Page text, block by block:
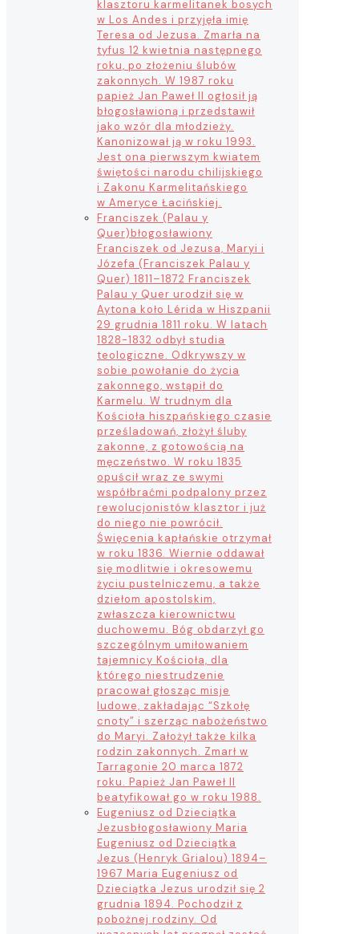
klasztoru karmelitanek bosych
w Los Andes i przyjęła imię
Teresa od Jezusa. Zmarła na
tyfus 12 kwietnia następnego
roku, po złożeniu ślubów
zakonnych. W 1987 roku
papież Jan Paweł II ogłosił ją
błogosławioną i przedstawił
jako wzór dla młodzieży.
Kanonizował ją w roku 1993.
Jest ona pierwszym kwiatem
świętości narodu chilijskiego
i Zakonu Karmelitańskiego
w Ameryce Łacińskiej.
Franciszek (Palau y
Quer)błogosławiony
Franciszek od Jezusa, Maryi i
Józefa (Franciszek Palau y
Quer) 1811–1872 Franciszek
Palau y Quer urodził się w
Aytona koło Lérida w Hiszpanii
29 grudnia 1811 roku. W latach
1828-1832 odbył studia
teologiczne. Odkrywszy w
sobie powołanie do życia
zakonnego, wstąpił do
Karmelu. W trudnym dla
Kościoła hiszpańskiego czasie
prześladowań, złożył śluby
zakonne, z gotowością na
męczeństwo. W roku 1835
opuścił wraz ze swymi
współbraćmi podpalony przez
rewolucjonistów klasztor i już
do niego nie powrócił.
Święcenia kapłańskie otrzymał
w roku 1836. Wiernie oddawał
się modlitwie i okresowemu
życiu pustelniczemu, a także
dziełom apostolskim,
zwłaszcza kierownictwu
duchowemu. Bóg obdarzył go
szczególnym umiłowaniem
tajemnicy Kościoła, dla
którego niestrudzenie
pracował głosząc misje
ludowe, zakładając “Szkołę
cnoty” i szerząc nabożeństwo
do Maryi. Założył także kilka
rodzin zakonnych. Zmarł w
Tarragonie 20 marca 1872
roku. Papież Jan Paweł II
beatyfikował go w roku 1988.
Eugeniusz od Dzieciątka
Jezusbłogosławiony Maria
Eugeniusz od Dzieciątka
Jezus (Henryk Grialou) 1894–
1967 Maria Eugeniusz od
Dzieciątka Jezus urodził się 2
grudnia 1894. Pochodził z
pobożnej rodziny. Od